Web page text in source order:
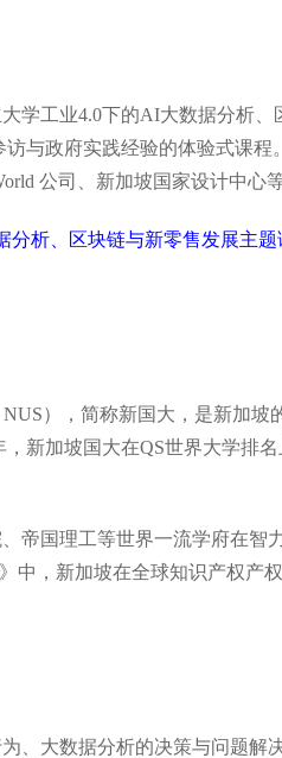
学工业4.0下的AI大数据分析
与政府实践经验的体验式课
公司、新加坡国家设计中心
分析、区块链与新零售发展主
NUS），简称新国大，是新加
新加坡国大在QS世界大学排
帝国理工等世界一流学府在
中，新加坡在全球知识产权产
、大数据分析的决策与问题解